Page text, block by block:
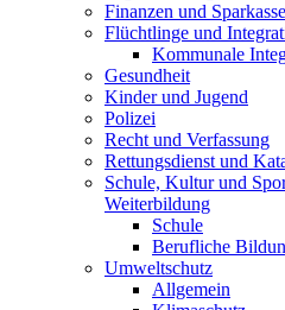
Finanzen und
Flüchtlinge und
Kommunale
Gesundheit
Kinder und Jugend
Polizei
Recht und Verfassung
Rettungsdienst und
Schule, Kultur und
Weiterbildung
Schule
Berufliche
Umweltschutz
Allgemein